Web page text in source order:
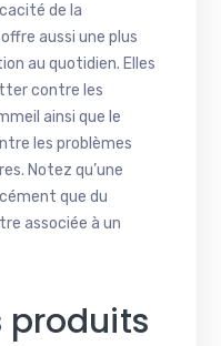
de la
aussi une plus
au quotidien. Elles
contre les
ainsi que le
les problèmes
Notez qu’une
que du
associée à un
produits